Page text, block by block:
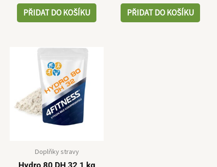
PŘIDAT DO KOŠÍKU PŘIDAT DO KOŠÍKU
Doplňky stravy
Hydro 80 DH 32 1 kg